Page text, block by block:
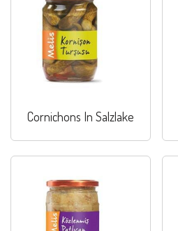
Cornichons In Salzlake